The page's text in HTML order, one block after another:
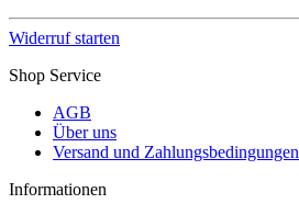
Widerruf starten
Shop Service
AGB
Über uns
Versand und Zahlungsbedingungen
Informationen